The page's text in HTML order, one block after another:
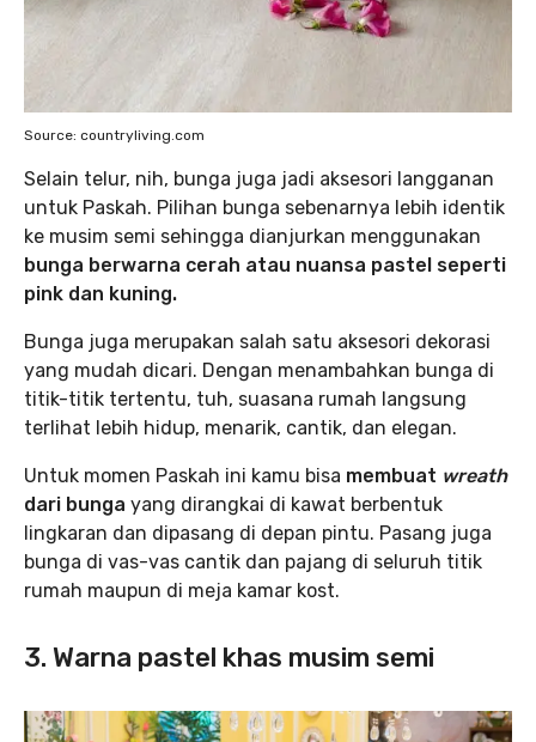
Source: countryliving.com
Selain telur, nih, bunga juga jadi aksesori langganan
untuk Paskah. Pilihan bunga sebenarnya lebih identik
ke musim semi sehingga dianjurkan menggunakan
bunga berwarna cerah atau nuansa pastel seperti
pink dan kuning.
Bunga juga merupakan salah satu aksesori dekorasi
yang mudah dicari. Dengan menambahkan bunga di
titik-titik tertentu, tuh, suasana rumah langsung
terlihat lebih hidup, menarik, cantik, dan elegan.
Untuk momen Paskah ini kamu bisa membuat wreath
dari bunga yang dirangkai di kawat berbentuk
lingkaran dan dipasang di depan pintu. Pasang juga
bunga di vas-vas cantik dan pajang di seluruh titik
rumah maupun di meja kamar kost.
3. Warna pastel khas musim semi